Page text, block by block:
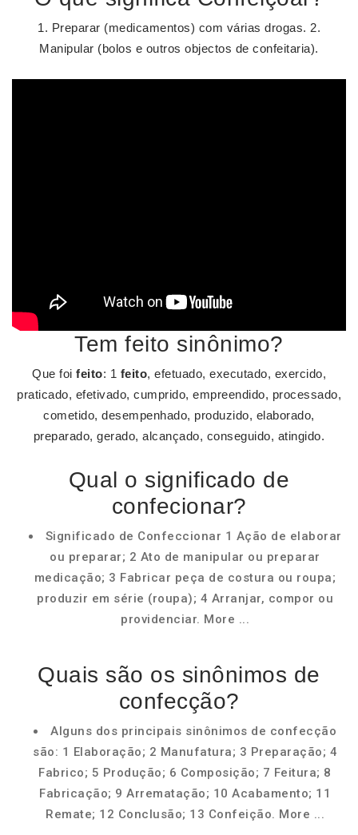
1. Preparar (medicamentos) com várias drogas. 2.
Manipular (bolos e outros objectos de confeitaria).
Tem feito sinônimo?
Que foi feito: 1 feito, efetuado, executado, exercido,
praticado, efetivado, cumprido, empreendido, processado,
cometido, desempenhado, produzido, elaborado,
preparado, gerado, alcançado, conseguido, atingido.
Qual o significado de
confecionar?
Significado de Confeccionar 1 Ação de elaborar
ou preparar; 2 Ato de manipular ou preparar
medicação; 3 Fabricar peça de costura ou roupa;
produzir em série (roupa); 4 Arranjar, compor ou
providenciar. More ...
Quais são os sinônimos de
confecção?
Alguns dos principais sinônimos de confecção
são: 1 Elaboração; 2 Manufatura; 3 Preparação; 4
Fabrico; 5 Produção; 6 Composição; 7 Feitura; 8
Fabricação; 9 Arrematação; 10 Acabamento; 11
Remate; 12 Conclusão; 13 Confeição. More ...